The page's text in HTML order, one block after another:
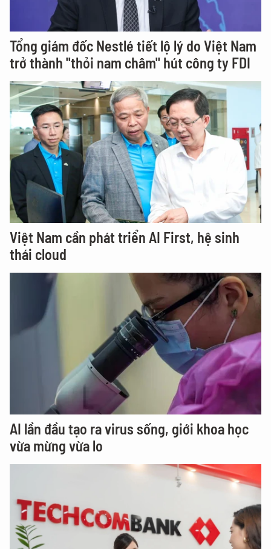
Tổng giám đốc Nestlé tiết lộ lý do Việt Nam
trở thành "thỏi nam châm" hút công ty FDI
Việt Nam cần phát triển AI First, hệ sinh
thái cloud
AI lần đầu tạo ra virus sống, giới khoa học
vừa mừng vừa lo